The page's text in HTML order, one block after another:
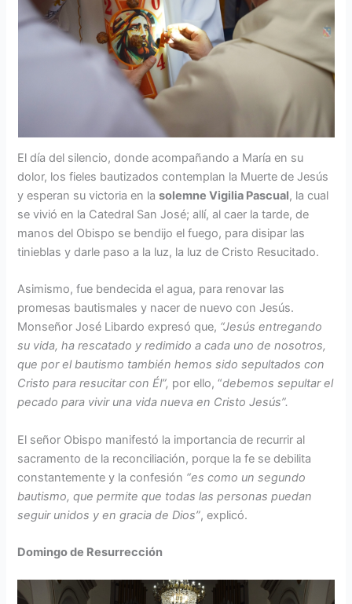
El día del silencio, donde acompañando a María en su
dolor, los fieles bautizados contemplan la Muerte de Jesús
y esperan su victoria en lasolemne Vigilia Pascual, la cual
se vivió en la Catedral San José; allí, al caer la tarde, de
manos del Obispo se bendijo el fuego, para disipar las
tinieblas y darle paso a la luz, la luz de Cristo Resucitado.
Asimismo, fue bendecida el agua, para renovar las
promesas bautismales y nacer de nuevo con Jesús.
Monseñor José Libardo expresó que, “Jesús entregando
su vida, ha rescatado y redimido a cada uno de nosotros,
que por el bautismo también hemos sido sepultados con
Cristo para resucitar con Él”, por ello, “debemos sepultar el
pecado para vivir una vida nueva en Cristo Jesús”.
El señor Obispo manifestó la importancia de recurrir al
sacramento de la reconciliación, porque la fe se debilita
constantemente y la confesión “es como un segundo
bautismo, que permite que todas las personas puedan
seguir unidos y en gracia de Dios”, explicó.
Domingo de Resurrección